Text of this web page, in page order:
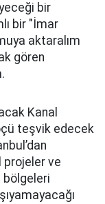
bir
bir "İmar
aktaralım
gören
Kanal
teşvik edecek
projeler ve
bölgeleri